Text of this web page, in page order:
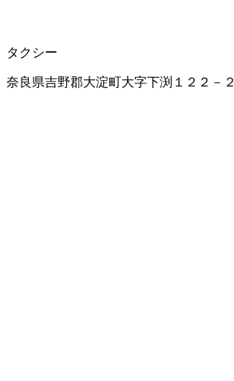
タクシー
奈良県吉野郡大淀町大字下渕１２２－２